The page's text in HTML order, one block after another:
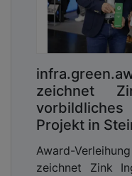
zeichnet
Projekt in
Award-
zeichnet Zink